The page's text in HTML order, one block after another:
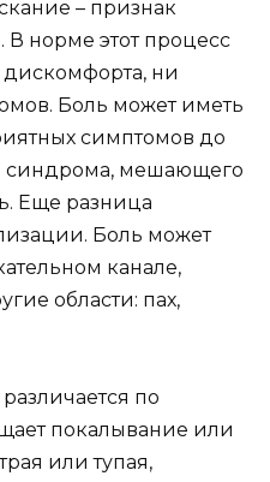
– признак
В норме этот процесс
ни
Боль может иметь
симптомов до
синдрома, мешающего
Еще разница
Боль может
канале,
области: пах,
по
покалывание или
или тупая,